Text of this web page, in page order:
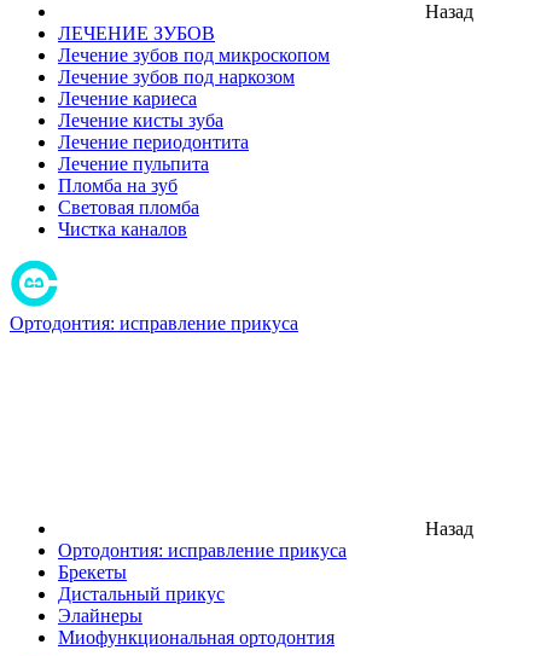
Назад
ЛЕЧЕНИЕ ЗУБОВ
Лечение зубов под микроскопом
Лечение зубов под наркозом
Лечение кариеса
Лечение кисты зуба
Лечение периодонтита
Лечение пульпита
Пломба на зуб
Световая пломба
Чистка каналов
Ортодонтия: исправление прикуса
Назад
Ортодонтия: исправление прикуса
Брекеты
Дистальный прикус
Элайнеры
Миофункциональная ортодонтия